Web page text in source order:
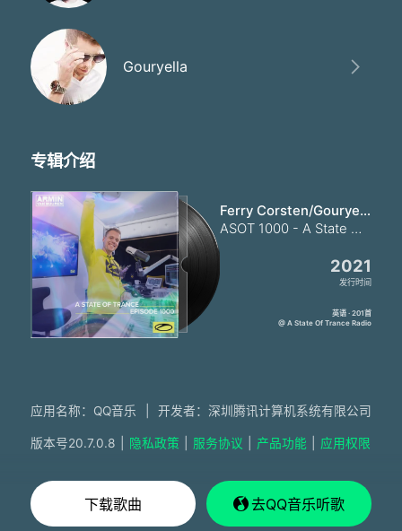
Gouryella
专辑介绍
Ferry Corsten/Gouryella
ASOT 1000 - A State Of Trance Episode 1000
2021
发行时间
英语 · 201首
@ A State Of Trance Radio
应用名称：QQ音乐 开发者：深圳腾讯计算机系统有限公司
版本号20.7.0.8 隐私政策 服务协议 产品功能 应用权限
下载歌曲 去QQ音乐听歌